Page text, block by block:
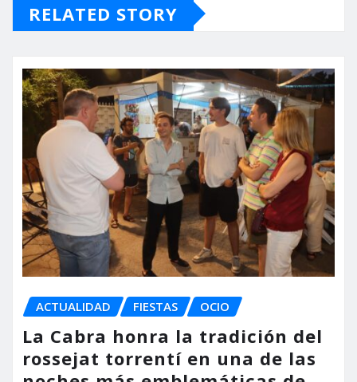
RELATED STORY
ACTUALIDAD FIESTAS OCIO
La Cabra honra la tradición del
rossejat torrentí en una de las